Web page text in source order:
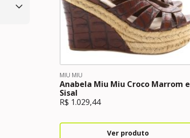
MIU MIU
Anabela Miu Miu Croco Marrom e
Sisal
R$ 1.029,44
Ver produto